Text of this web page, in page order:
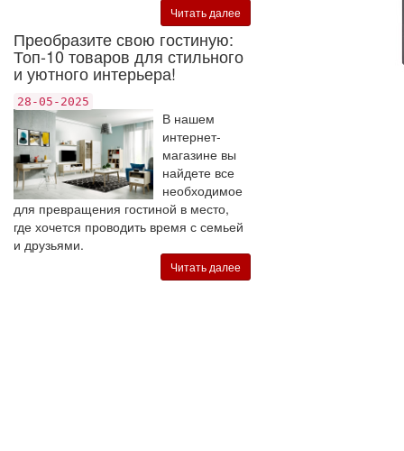
Читать далее
Преобразите свою гостиную:
Топ-10 товаров для стильного
и уютного интерьера!
28-05-2025
В нашем
интернет-
магазине вы
найдете все
необходимое
для превращения гостиной в место,
где хочется проводить время с семьей
и друзьями.
Читать далее